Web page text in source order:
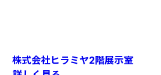
株式会社ヒラミヤ2階展示室